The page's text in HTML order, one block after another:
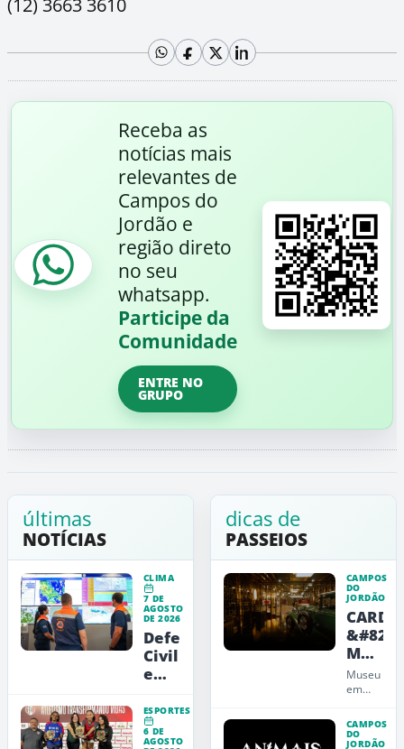
(12) 3663 3610
Receba as
notícias mais
relevantes de
Campos do
Jordão e
região direto
no seu
whatsapp.
Participe da
Comunidade
ENTRE NO
GRUPO
últimas
NOTÍCIAS
CLIMA
7 DE
AGOSTO
DE 2026
Defesa
Civil
emite
vermelho
para
ESPORTES
6 DE
AGOSTO
dicas de
PASSEIOS
CAMPOS
DO
JORDÃO
CARDE
Museu
de
Arte,
e
Museu
em
do
Jordão
CAMPOS
DO
JORDÃO